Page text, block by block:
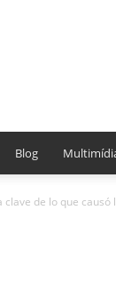
Blog
de lo que causó